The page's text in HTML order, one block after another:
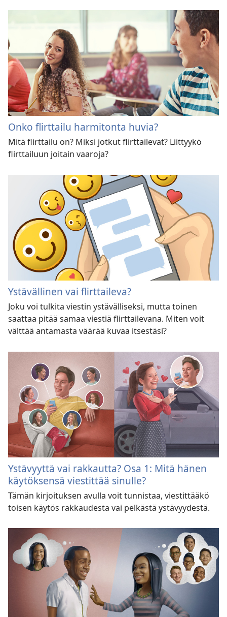
Onko flirttailu harmitonta huvia?
Mitä flirttailu on? Miksi jotkut flirttailevat? Liittyykö
flirttailuun joitain vaaroja?
Ystävällinen vai flirttaileva?
Joku voi tulkita viestin ystävälliseksi, mutta toinen
saattaa pitää samaa viestiä flirttailevana. Miten voit
välttää antamasta väärää kuvaa itsestäsi?
Ystävyyttä vai rakkautta? Osa 1: Mitä hänen
käytöksensä viestittää sinulle?
Tämän kirjoituksen avulla voit tunnistaa, viestittääkö
toisen käytös rakkaudesta vai pelkästä ystävyydestä.